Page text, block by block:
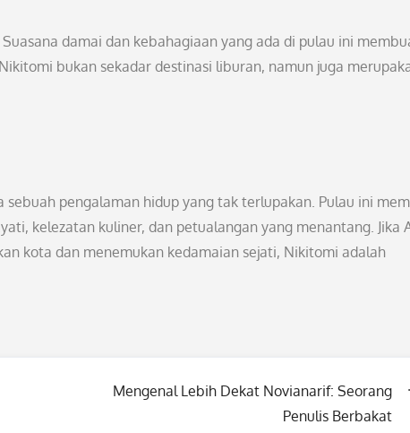
damai dan kebahagiaan yang ada di pulau ini
bukan sekadar destinasi liburan, namun juga
pengalaman hidup yang tak terlupakan. Pulau ini
kelezatan kuliner, dan petualangan yang menantang. Jika
kota dan menemukan kedamaian sejati, Nikitomi adalah
Mengenal Lebih Dekat Novianarif: Seorang
Penulis Berbakat